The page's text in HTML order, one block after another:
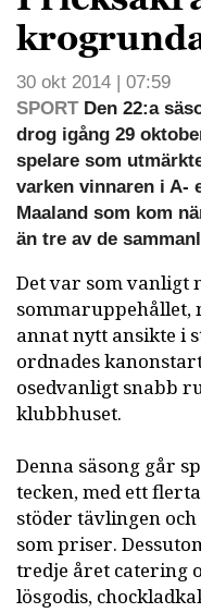
30 okt 2014 | 07:59
SPORTDen 22:a
drog igång 29
spelare som
varken vinnaren i A-
Maaland som kom
än tre av de
Det var som vanligt
sommaruppehållet,
annat nytt ansikte i
ordnades
osedvanligt snabb
klubbhuset.
Denna säsong går
tecken, med ett
stöder tävlingen
som priser.
tredje året catering
lösgodis,